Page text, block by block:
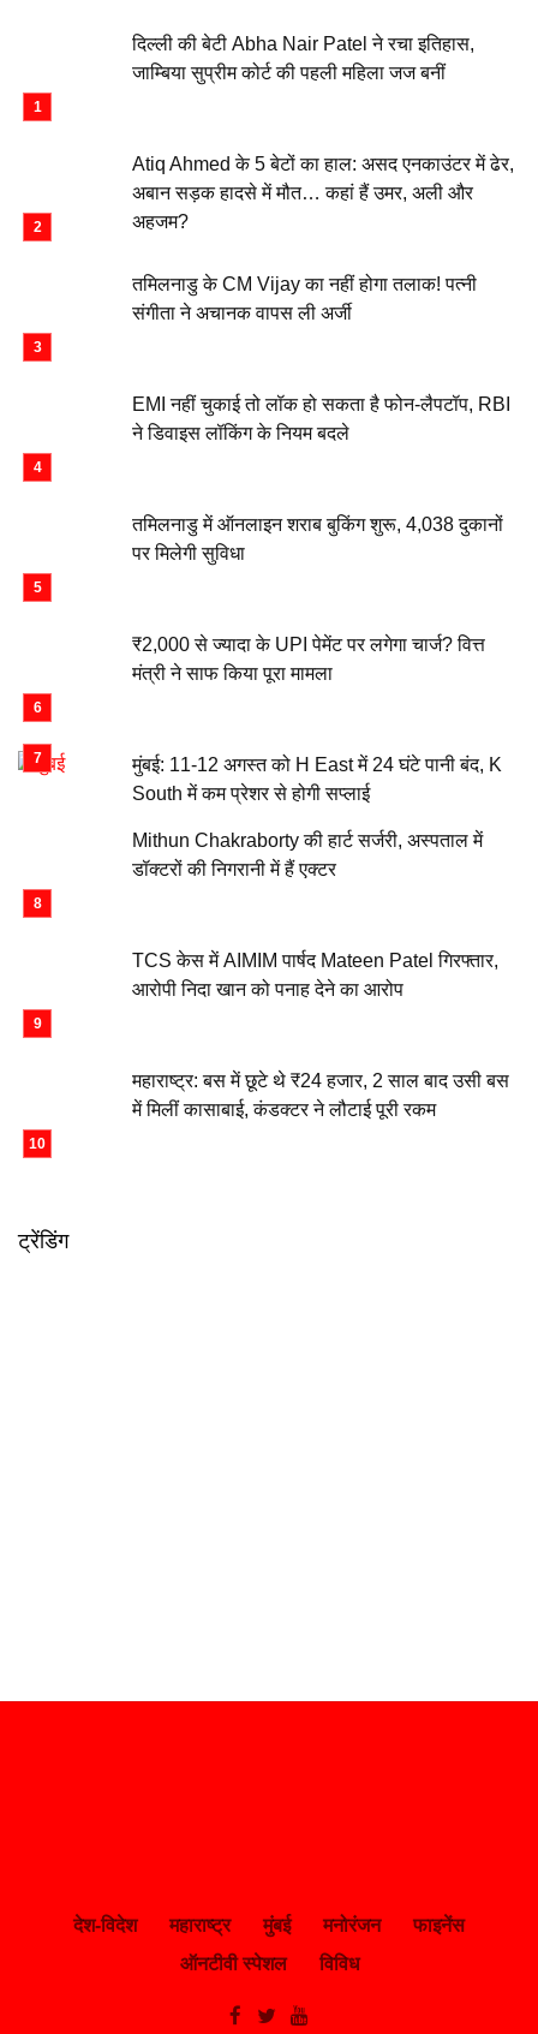
दिल्ली की बेटी Abha Nair Patel ने रचा इतिहास,
जाम्बिया सुप्रीम कोर्ट की पहली महिला जज बनीं
Atiq Ahmed के 5 बेटों का हाल: असद एनकाउंटर में ढेर,
अबान सड़क हादसे में मौत… कहां हैं उमर, अली और
अहजम?
तमिलनाडु के CM Vijay का नहीं होगा तलाक! पत्नी
संगीता ने अचानक वापस ली अर्जी
EMI नहीं चुकाई तो लॉक हो सकता है फोन-लैपटॉप, RBI
ने डिवाइस लॉकिंग के नियम बदले
तमिलनाडु में ऑनलाइन शराब बुकिंग शुरू, 4,038 दुकानों
पर मिलेगी सुविधा
₹2,000 से ज्यादा के UPI पेमेंट पर लगेगा चार्ज? वित्त
मंत्री ने साफ किया पूरा मामला
मुंबई: 11-12 अगस्त को H East में 24 घंटे पानी बंद, K
South में कम प्रेशर से होगी सप्लाई
Mithun Chakraborty की हार्ट सर्जरी, अस्पताल में
डॉक्टरों की निगरानी में हैं एक्टर
TCS केस में AIMIM पार्षद Mateen Patel गिरफ्तार,
आरोपी निदा खान को पनाह देने का आरोप
महाराष्ट्र: बस में छूटे थे ₹24 हजार, 2 साल बाद उसी बस
में मिलीं कासाबाई, कंडक्टर ने लौटाई पूरी रकम
ट्रेंडिंग
देश-विदेश महाराष्ट्र मुंबई मनोरंजन
फाइनेंस
ऑनटीवी स्पेशल
विविध